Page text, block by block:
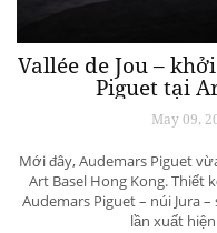
Vallée de Jou –
Piguet tại
May 09,
Mới đây, Audemars Piguet
Art Basel Hong Kong. Thiết
Audemars Piguet – núi Jura
lần xuất